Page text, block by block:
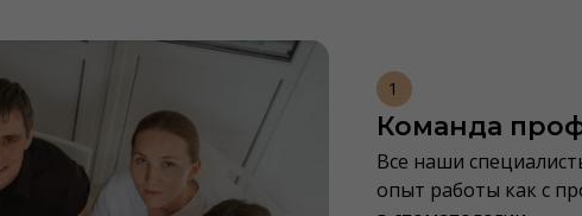
Команда
Все наши
опыт работы как с
1